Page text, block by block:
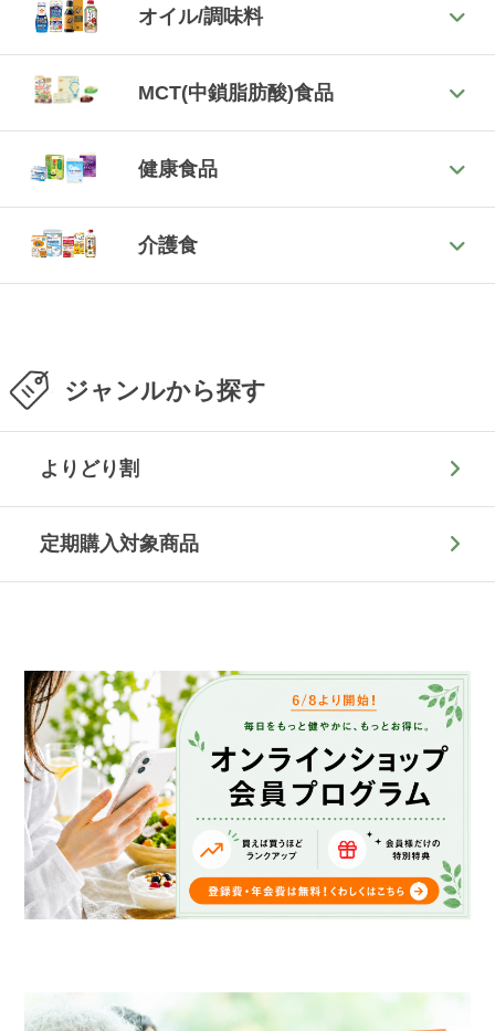
オイル/調味料
MCT(中鎖脂肪酸)食品
健康食品
介護食
ジャンルから探す
よりどり割
定期購入対象商品